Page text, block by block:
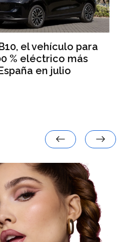
el vehículo para
% eléctrico más
en julio